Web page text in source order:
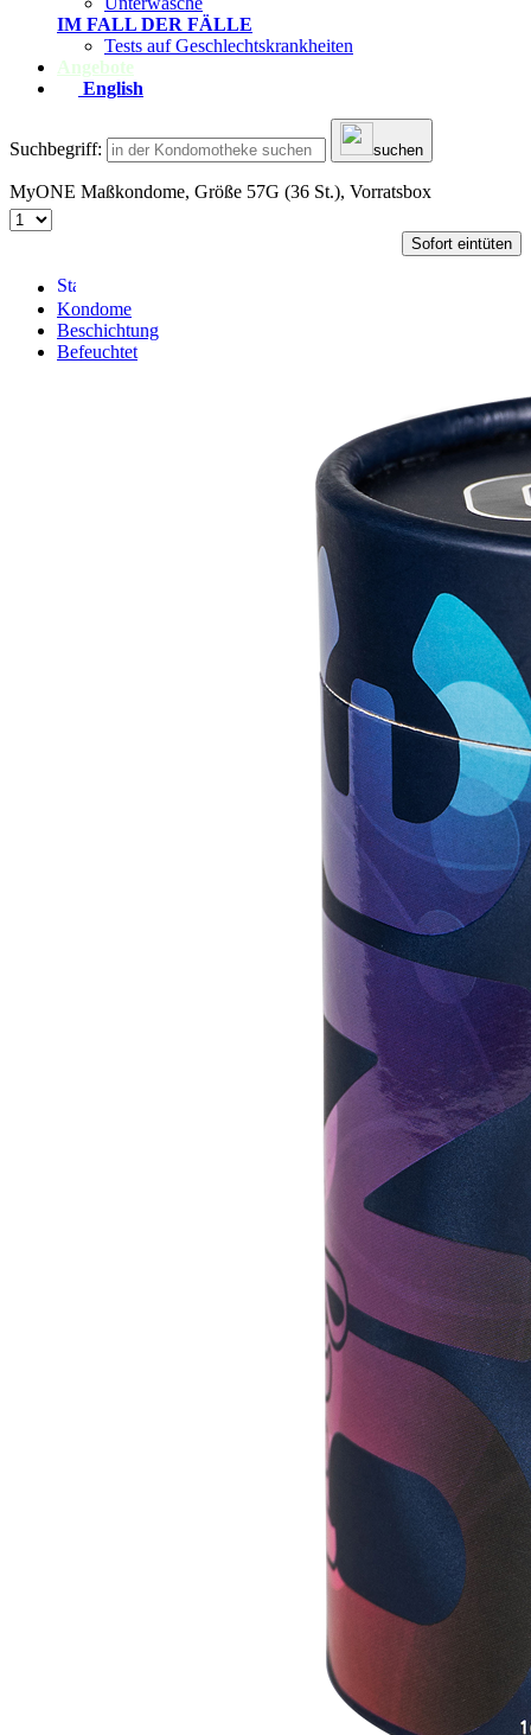
IM FALL DER FÄLLE
Tests auf Geschlechtskrankheiten
Angebote
English
Suchbegriff: suchen
MyONE Maßkondome, Größe 57G (36 St.), Vorratsbox
Sofort eintüten
Kondome
Beschichtung
Befeuchtet